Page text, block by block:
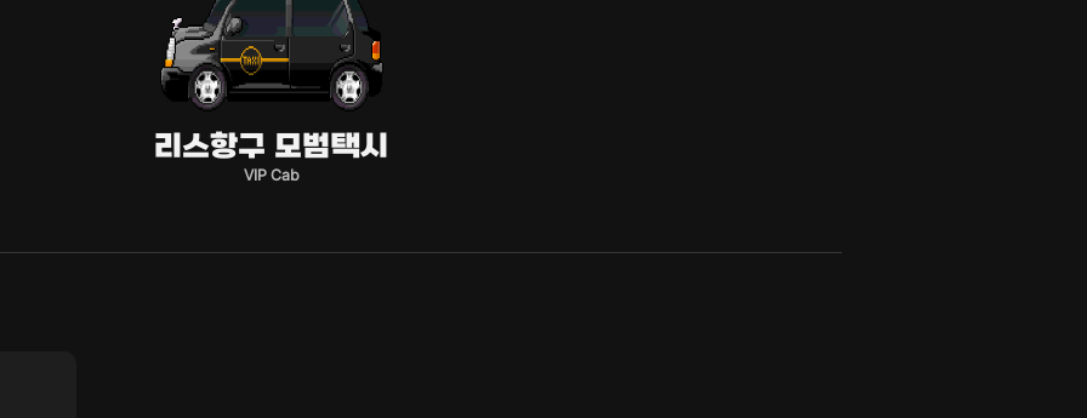
리스항구 모범택시
VIP Cab